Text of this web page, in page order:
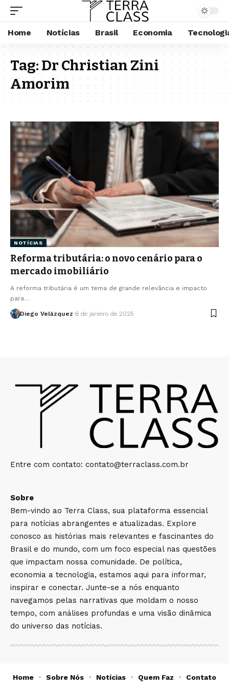
Home Notícias Brasil Economia
Tag:Dr Christian Zini
Amorim
NOTÍCIAS
Reforma tributária: o novo cenário para o
mercado imobiliário
A reforma tributária é um tema de grande relevância e impacto
para…
Diego Velázquez 6 de janeiro de 2025
Entre com contato: contato@terraclass.com.br
Sobre
Bem-vindo ao Terra Class, sua plataforma essencial
para notícias abrangentes e atualizadas. Explore
conosco as histórias mais relevantes e fascinantes do
Brasil e do mundo, com um foco especial nas questões
que impactam nossa comunidade. De política,
economia a tecnologia, estamos aqui para informar,
inspirar e conectar. Junte-se a nós enquanto
navegamos pelas narrativas que moldam o nosso
tempo, com análises profundas e uma visão dinâmica
do universo das notícias.
Home Sobre Nós Notícias Quem Faz Contato